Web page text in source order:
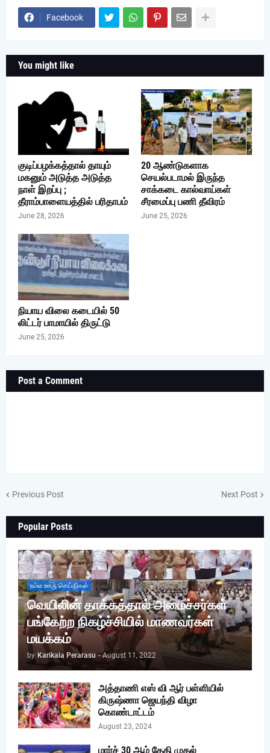
Facebook
You might like
குடிப்பழக்கத்தால் தாயும்
மகனும் அடுத்த அடுத்த
நாள் இறப்பு ;
தீராம்பாளையத்தில் பரிதாபம்
June 28, 2026
20 ஆண்டுகளாக
செயல்படாமல் இருந்த
சாக்கடை கால்வாய்கள்
சீரமைப்பு பணி தீவிரம்
June 25, 2026
நியாய விலை கடையில் 50
லிட்டர் பாமாயில் திருட்டு
June 25, 2026
Post a Comment
Previous Post Next Post
Popular Posts
நம்ம ஊரு செய்திகள்
வெயிலின் தாக்கத்தால் அமைச்சர்கள்
பங்கேற்ற நிகழ்ச்சியில் மாணவர்கள்
மயக்கம்
by Karikala Perarasu - August 11, 2022
அத்தாணி எஸ் வி ஆர் பள்ளியில்
கிருஷ்ணா ஜெயந்தி விழா
கொண்டாட்டம்
August 23, 2024
மார்ச் 30 ஆம் தேதி முதல்